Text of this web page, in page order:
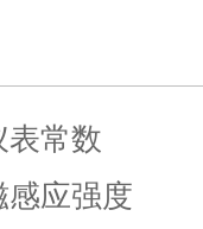
仪表
应强度